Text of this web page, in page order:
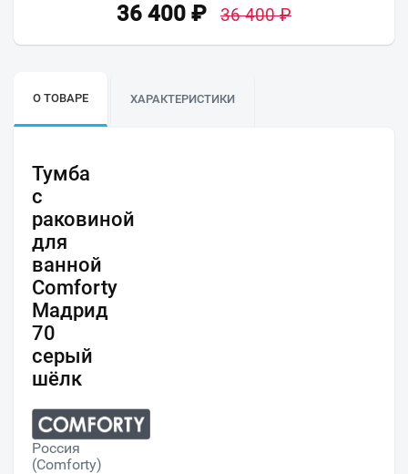
36 400 ₽ 36 400₽
О ТОВАРЕ ХАРАКТЕРИСТИКИ
Тумба
с
раковиной
для
ванной
Comforty
Мадрид
70
серый
шёлк
Россия
(Comforty)